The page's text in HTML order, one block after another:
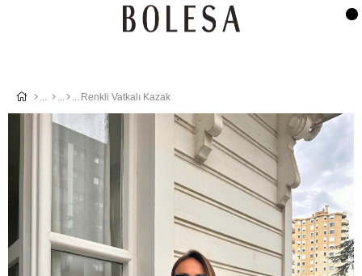
Renkli Vatkalı Kazak